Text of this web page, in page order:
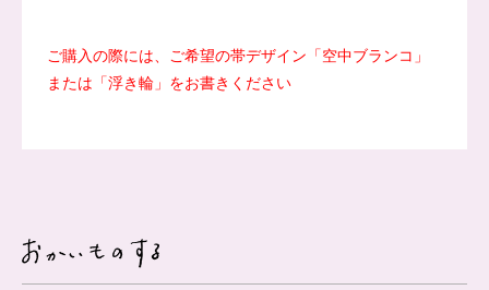
ご購入の際には、ご希望の帯デザイン「空中ブランコ」
または「浮き輪」をお書きください